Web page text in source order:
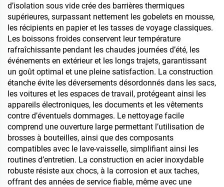
d’isolation sous vide crée des barrières thermiques
supérieures, surpassant nettement les gobelets en mousse,
les récipients en papier et les tasses de voyage classiques.
Les boissons froides conservent leur température
rafraîchissante pendant les chaudes journées d’été, les
événements en extérieur et les longs trajets, garantissant
un goût optimal et une pleine satisfaction. La construction
étanche évite les déversements désordonnés dans les sacs,
les voitures et les espaces de travail, protégeant ainsi les
appareils électroniques, les documents et les vêtements
contre d’éventuels dommages. Le nettoyage facile
comprend une ouverture large permettant l’utilisation de
brosses à bouteilles, ainsi que des composants
compatibles avec le lave-vaisselle, simplifiant ainsi les
routines d’entretien. La construction en acier inoxydable
robuste résiste aux chocs, à la corrosion et aux taches,
offrant des années de service fiable, même avec une